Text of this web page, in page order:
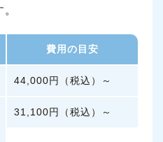
費用の目安
44,000円（税込）～
31,100円（税込）～